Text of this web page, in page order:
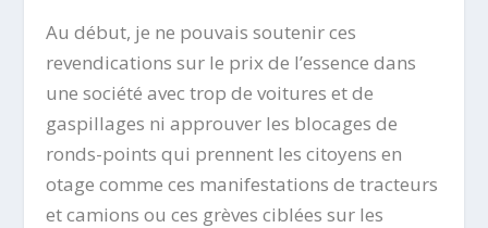
Au début, je ne pouvais soutenir ces
revendications sur le prix de l’essence dans
une société avec trop de voitures et de
gaspillages ni approuver les blocages de
ronds-points qui prennent les citoyens en
otage comme ces manifestations de tracteurs
et camions ou ces grèves ciblées sur les